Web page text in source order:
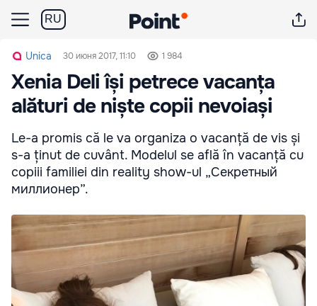
RU
Unica 30 июня 2017, 11:10 1 984
Xenia Deli își petrece vacanța
alături de niște copii nevoiași
Le-a promis că le va organiza o vacanță de vis și
s-a ținut de cuvânt. Modelul se află în vacanță cu
copiii familiei din reality show-ul „Секретный
миллионер”.